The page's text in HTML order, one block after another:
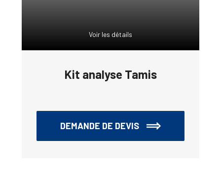
Voir les détails
Kit analyse Tamis
DEMANDE DE DEVIS